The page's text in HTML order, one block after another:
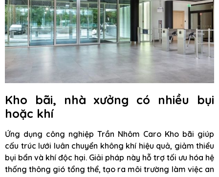
Kho bãi, nhà xưởng có nhiều bụi
hoặc khí
Ứng dụng công nghiệp Trần Nhôm Caro Kho bãi giúp
cấu trúc lưới luân chuyển không khí hiệu quả, giảm thiểu
bụi bẩn và khí độc hại. Giải pháp này hỗ trợ tối ưu hóa hệ
thống thông gió tổng thể, tạo ra môi trường làm việc an